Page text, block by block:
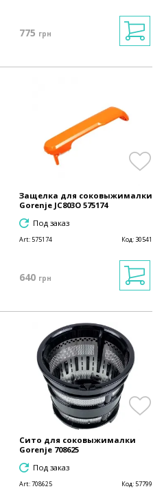
775 грн
Защелка для соковыжималки
Gorenje JC803O 575174
Под заказ
Art:575174 Код: 30541
640 грн
Сито для соковыжималки
Gorenje 708625
Под заказ
Art:708625 Код:57799